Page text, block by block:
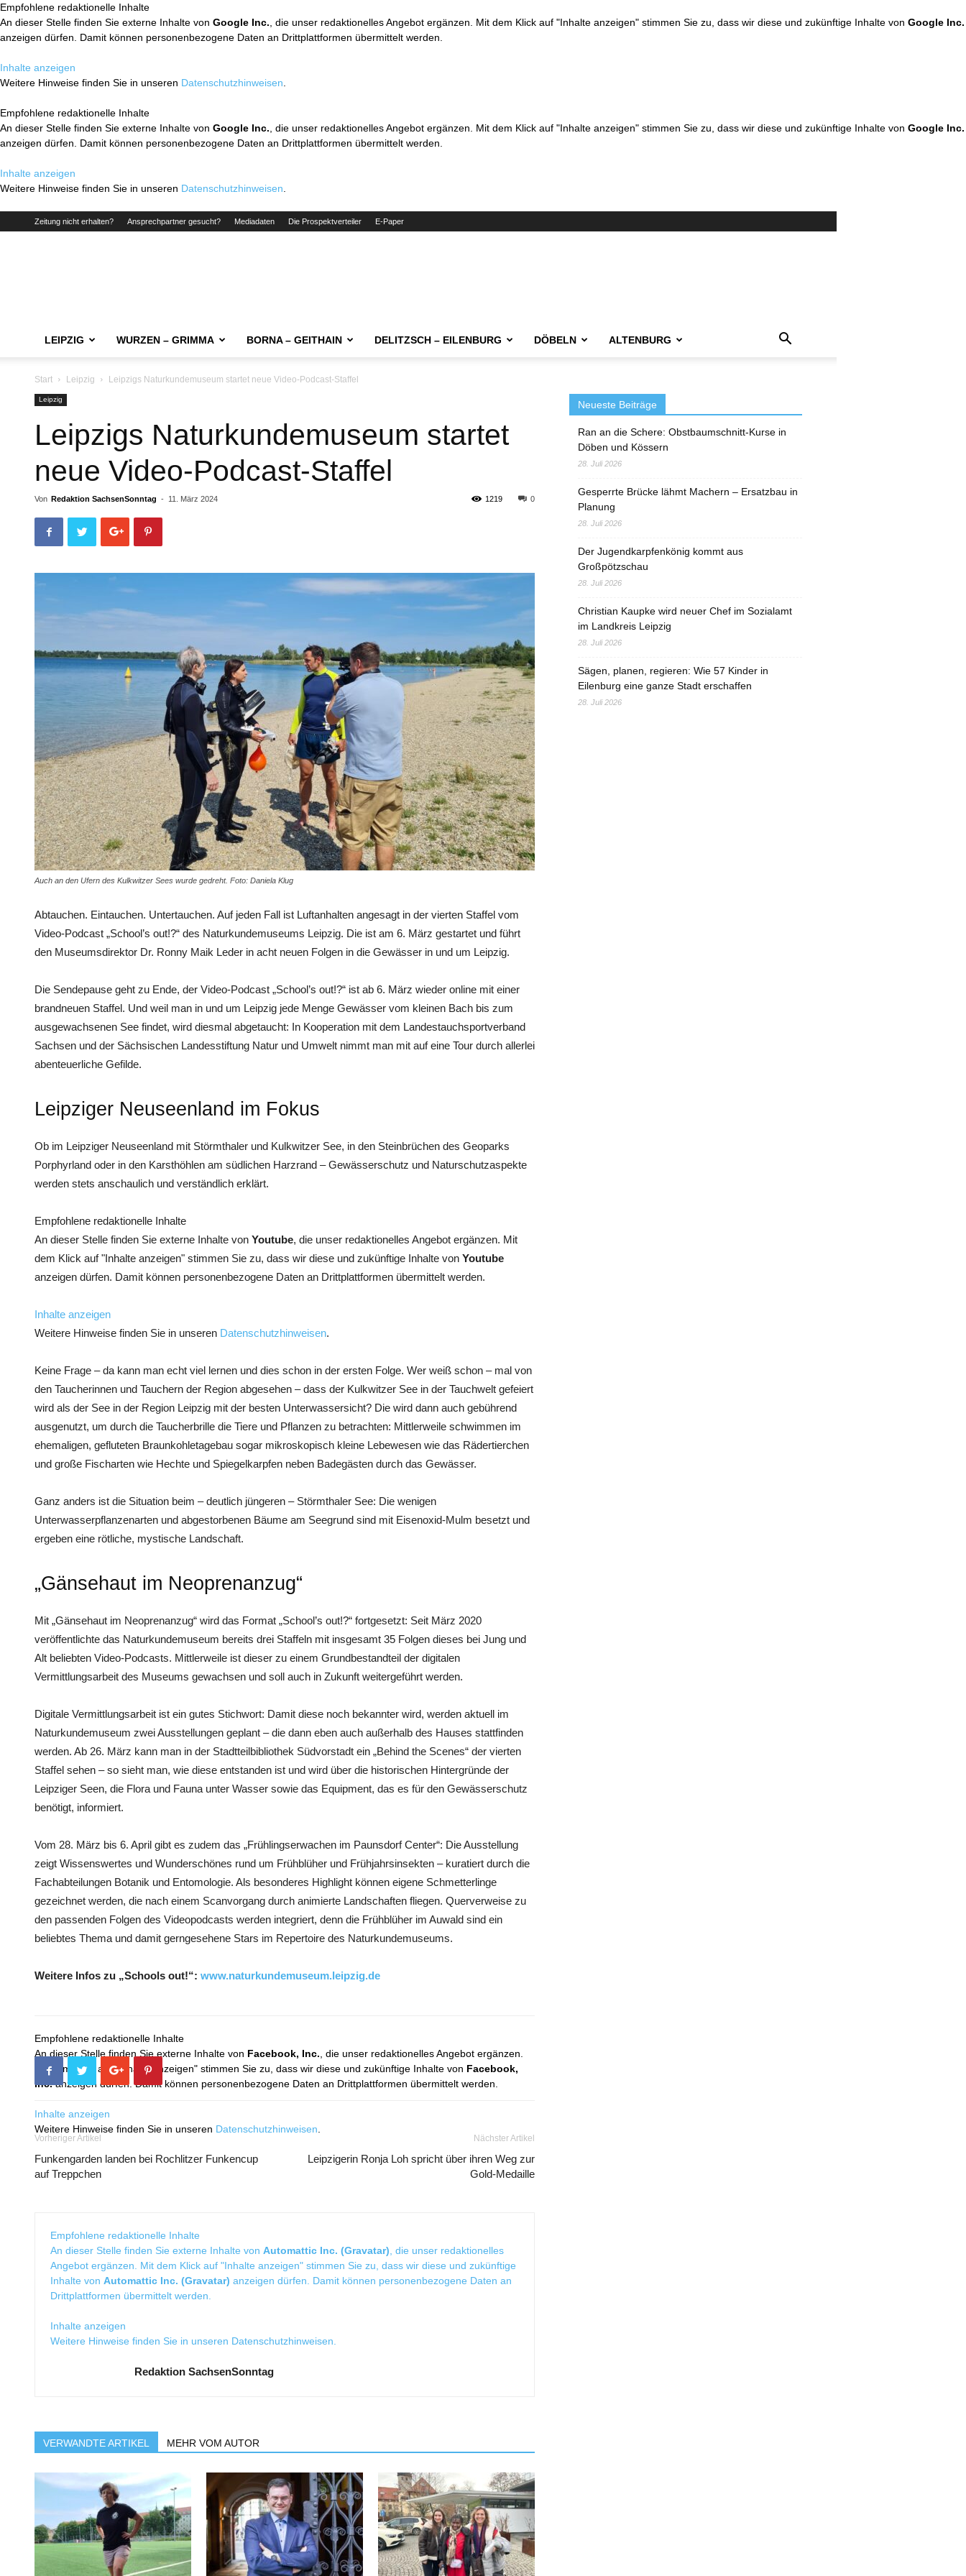
Empfohlene redaktionelle Inhalte
An dieser Stelle finden Sie externe Inhalte von Google Inc. , die unser redaktionelles Angebot ergänzen. Mit dem Klick auf "Inhalte anzeigen" stimmen Sie zu, dass wir diese und zukünftige Inhalte von Google Inc.
anzeigen dürfen. Damit können personenbezogene Daten an Drittplattformen übermittelt werden.
Inhalte anzeigen
Weitere Hinweise finden Sie in unseren Datenschutzhinweisen
Empfohlene redaktionelle Inhalte
An dieser Stelle finden Sie externe Inhalte von Google Inc. , die unser redaktionelles Angebot ergänzen. Mit dem Klick auf "Inhalte anzeigen" stimmen Sie zu, dass wir diese und zukünftige Inhalte von Google Inc.
anzeigen dürfen. Damit können personenbezogene Daten an Drittplattformen übermittelt werden.
Inhalte anzeigen
Weitere Hinweise finden Sie in unseren Datenschutzhinweisen
Zeitung nicht erhalten? Ansprechpartner gesucht? Mediadaten Die Prospektverteiler E-Paper
LEIPZIG WURZEN – GRIMMA BORNA – GEITHAIN DELITZSCH – EILENBURG DÖBELN ALTENBURG
Start Leipzig Leipzigs Naturkundemuseum startet neue Video-Podcast-Staffel
Leipzig
Leipzigs Naturkundemuseum startet
neue Video-Podcast-Staffel
Von Redaktion SachsenSonntag - 11. März 2024 0
1219
Auch an den Ufern des Kulkwitzer Sees wurde gedreht. Foto: Daniela Klug
Abtauchen. Eintauchen. Untertauchen. Auf jeden Fall ist Luftanhalten angesagt in der vierten Staffel vom
Video-Podcast „School’s out!?“ des Naturkundemuseums Leipzig. Die ist am 6. März gestartet und führt
den Museumsdirektor Dr. Ronny Maik Leder in acht neuen Folgen in die Gewässer in und um Leipzig.
Die Sendepause geht zu Ende, der Video-Podcast „School’s out!?“ ist ab 6. März wieder online mit einer
brandneuen Staffel. Und weil man in und um Leipzig jede Menge Gewässer vom kleinen Bach bis zum
ausgewachsenen See findet, wird diesmal abgetaucht: In Kooperation mit dem Landestauchsportverband
Sachsen und der Sächsischen Landesstiftung Natur und Umwelt nimmt man mit auf eine Tour durch allerlei
abenteuerliche Gefilde.
Leipziger Neuseenland im Fokus
Ob im Leipziger Neuseenland mit Störmthaler und Kulkwitzer See, in den Steinbrüchen des Geoparks
Porphyrland oder in den Karsthöhlen am südlichen Harzrand – Gewässerschutz und Naturschutzaspekte
werden stets anschaulich und verständlich erklärt.
Empfohlene redaktionelle Inhalte
An dieser Stelle finden Sie externe Inhalte von Youtube, die unser redaktionelles Angebot ergänzen. Mit
dem Klick auf "Inhalte anzeigen" stimmen Sie zu, dass wir diese und zukünftige Inhalte von Youtube
anzeigen dürfen. Damit können personenbezogene Daten an Drittplattformen übermittelt werden.
Inhalte anzeigen
Weitere Hinweise finden Sie in unseren Datenschutzhinweisen.
Keine Frage – da kann man echt viel lernen und dies schon in der ersten Folge. Wer weiß schon – mal von
den Taucherinnen und Tauchern der Region abgesehen – dass der Kulkwitzer See in der Tauchwelt gefeiert
wird als der See in der Region Leipzig mit der besten Unterwassersicht? Die wird dann auch gebührend
ausgenutzt, um durch die Taucherbrille die Tiere und Pflanzen zu betrachten: Mittlerweile schwimmen im
ehemaligen, gefluteten Braunkohletagebau sogar mikroskopisch kleine Lebewesen wie das Rädertierchen
und große Fischarten wie Hechte und Spiegelkarpfen neben Badegästen durch das Gewässer.
Ganz anders ist die Situation beim – deutlich jüngeren – Störmthaler See: Die wenigen
Unterwasserpflanzenarten und abgestorbenen Bäume am Seegrund sind mit Eisenoxid-Mulm besetzt und
ergeben eine rötliche, mystische Landschaft.
„Gänsehaut im Neoprenanzug“
Mit „Gänsehaut im Neoprenanzug“ wird das Format „School’s out!?“ fortgesetzt: Seit März 2020
veröffentlichte das Naturkundemuseum bereits drei Staffeln mit insgesamt 35 Folgen dieses bei Jung und
Alt beliebten Video-Podcasts. Mittlerweile ist dieser zu einem Grundbestandteil der digitalen
Vermittlungsarbeit des Museums gewachsen und soll auch in Zukunft weitergeführt werden.
Digitale Vermittlungsarbeit ist ein gutes Stichwort: Damit diese noch bekannter wird, werden aktuell im
Naturkundemuseum zwei Ausstellungen geplant – die dann eben auch außerhalb des Hauses stattfinden
werden. Ab 26. März kann man in der Stadtteilbibliothek Südvorstadt ein „Behind the Scenes“ der vierten
Staffel sehen – so sieht man, wie diese entstanden ist und wird über die historischen Hintergründe der
Leipziger Seen, die Flora und Fauna unter Wasser sowie das Equipment, das es für den Gewässerschutz
benötigt, informiert.
Vom 28. März bis 6. April gibt es zudem das „Frühlingserwachen im Paunsdorf Center“: Die Ausstellung
zeigt Wissenswertes und Wunderschönes rund um Frühblüher und Frühjahrsinsekten – kuratiert durch die
Fachabteilungen Botanik und Entomologie. Als besonderes Highlight können eigene Schmetterlinge
gezeichnet werden, die nach einem Scanvorgang durch animierte Landschaften fliegen. Querverweise zu
den passenden Folgen des Videopodcasts werden integriert, denn die Frühblüher im Auwald sind ein
beliebtes Thema und damit gerngesehene Stars im Repertoire des Naturkundemuseums.
Weitere Infos zu „Schools out!“: www.naturkundemuseum.leipzig.de
Empfohlene redaktionelle Inhalte
An dieser Stelle finden Sie externe Inhalte von Facebook, Inc. , die unser redaktionelles Angebot ergänzen.
Mit dem Klick auf "Inhalte anzeigen" stimmen Sie zu, dass wir diese und zukünftige Inhalte von Facebook,
Inc.anzeigen dürfen. Damit können personenbezogene Daten an Drittplattformen übermittelt werden.
Inhalte anzeigen
Weitere Hinweise finden Sie in unseren Datenschutzhinweisen
Vorheriger Artikel
Funkengarden landen bei Rochlitzer Funkencup
auf Treppchen
Nächster Artikel
Leipzigerin Ronja Loh spricht über ihren Weg zur
Gold-Medaille
Empfohlene redaktionelle Inhalte
An dieser Stelle finden Sie externe Inhalte von Automattic Inc. (Gravatar) , die unser redaktionelles
Angebot ergänzen. Mit dem Klick auf "Inhalte anzeigen" stimmen Sie zu, dass wir diese und zukünftige
Inhalte von Automattic Inc. (Gravatar) anzeigen dürfen. Damit können personenbezogene Daten an
Drittplattformen übermittelt werden.
Inhalte anzeigen
Weitere Hinweise finden Sie in unseren Datenschutzhinweisen
Redaktion SachsenSonntag
VERWANDTE ARTIKEL MEHR VOM AUTOR
Neueste Beiträge
Ran an die Schere: Obstbaumschnitt-Kurse in
Döben und Kössern
28. Juli 2026
Gesperrte Brücke lähmt Machern – Ersatzbau in
Planung
28. Juli 2026
Der Jugendkarpfenkönig kommt aus
Großpötzschau
28. Juli 2026
Christian Kaupke wird neuer Chef im Sozialamt
im Landkreis Leipzig
28. Juli 2026
Sägen, planen, regieren: Wie 57 Kinder in
Eilenburg eine ganze Stadt erschaffen
28. Juli 2026